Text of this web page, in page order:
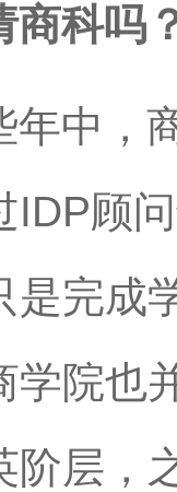
商科吗
中，
IDP顾
是完成
学院也
阶层，